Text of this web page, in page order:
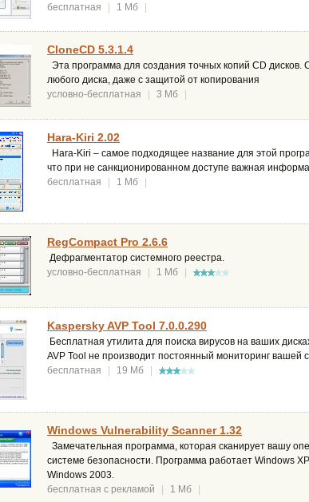
бесплатная
1 Мб
CloneCD 5.3.1.4
Эта программа для создания точных копий CD
любого диска, даже с защитой от копирования
условно-бесплатная
3 Мб
Hara-Kiri 2.02
Hara-Kiri – самое подходящее название для этой
что при не санкционированном доступе важная
бесплатная
1 Мб
RegCompact Pro 2.6.6
Дефрагментатор системного реестра.
условно-бесплатная
1 Мб
Kaspersky AVP Tool 7.0.0.290
Бесплатная утилита для поиска вирусов на ваших
AVP Tool не производит постоянный мониторинг вашей
бесплатная
19 Мб
Windows Vulnerability Scanner 1.32
Замечательная программа, которая сканирует вашу
системе безопасности. Программа работает Windows
Windows 2003.
бесплатная с рекламой
1 Мб